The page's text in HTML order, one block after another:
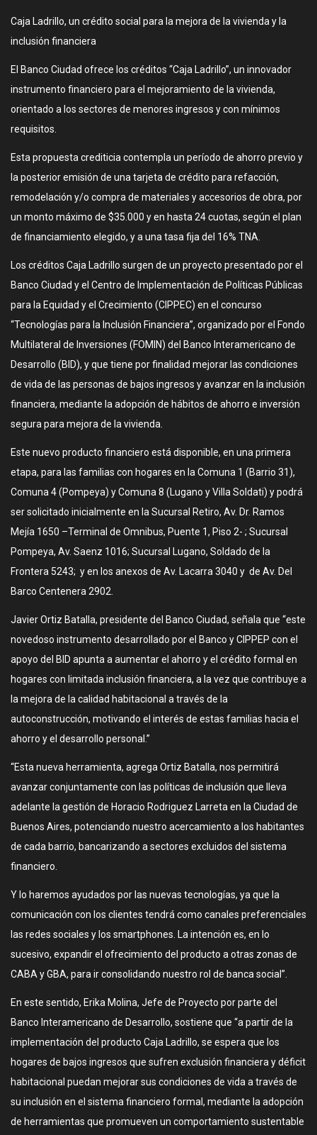
Caja Ladrillo, un crédito social para la mejora de la vivienda y la
inclusión financiera
El Banco Ciudad ofrece los créditos “Caja Ladrillo”, un innovador
instrumento financiero para el mejoramiento de la vivienda,
orientado a los sectores de menores ingresos y con mínimos
requisitos.
Esta propuesta crediticia contempla un período de ahorro previo y
la posterior emisión de una tarjeta de crédito para refacción,
remodelación y/o compra de materiales y accesorios de obra, por
un monto máximo de $35.000 y en hasta 24 cuotas, según el plan
de financiamiento elegido, y a una tasa fija del 16% TNA.
Los créditos Caja Ladrillo surgen de un proyecto presentado por el
Banco Ciudad y el Centro de Implementación de Políticas Públicas
para la Equidad y el Crecimiento (CIPPEC) en el concurso
“Tecnologías para la Inclusión Financiera”, organizado por el Fondo
Multilateral de Inversiones (FOMIN) del Banco Interamericano de
Desarrollo (BID), y que tiene por finalidad mejorar las condiciones
de vida de las personas de bajos ingresos y avanzar en la inclusión
financiera, mediante la adopción de hábitos de ahorro e inversión
segura para mejora de la vivienda.
Este nuevo producto financiero está disponible, en una primera
etapa, para las familias con hogares en la Comuna 1 (Barrio 31),
Comuna 4 (Pompeya) y Comuna 8 (Lugano y Villa Soldati) y podrá
ser solicitado inicialmente en la Sucursal Retiro, Av. Dr. Ramos
Mejía 1650 –Terminal de Omnibus, Puente 1, Piso 2- ; Sucursal
Pompeya, Av. Saenz 1016; Sucursal Lugano, Soldado de la
Frontera 5243; y en los anexos de Av. Lacarra 3040 y de Av. Del
Barco Centenera 2902.
Javier Ortiz Batalla, presidente del Banco Ciudad, señala que “este
novedoso instrumento desarrollado por el Banco y CIPPEP con el
apoyo del BID apunta a aumentar el ahorro y el crédito formal en
hogares con limitada inclusión financiera, a la vez que contribuye a
la mejora de la calidad habitacional a través de la
autoconstrucción, motivando el interés de estas familias hacia el
ahorro y el desarrollo personal.”
“Esta nueva herramienta, agrega Ortiz Batalla, nos permitirá
avanzar conjuntamente con las políticas de inclusión que lleva
adelante la gestión de Horacio Rodriguez Larreta en la Ciudad de
Buenos Aires, potenciando nuestro acercamiento a los habitantes
de cada barrio, bancarizando a sectores excluidos del sistema
financiero.
Y lo haremos ayudados por las nuevas tecnologías, ya que la
comunicación con los clientes tendrá como canales preferenciales
las redes sociales y los smartphones. La intención es, en lo
sucesivo, expandir el ofrecimiento del producto a otras zonas de
CABA y GBA, para ir consolidando nuestro rol de banca social”.
En este sentido, Erika Molina, Jefe de Proyecto por parte del
Banco Interamericano de Desarrollo, sostiene que “a partir de la
implementación del producto Caja Ladrillo, se espera que los
hogares de bajos ingresos que sufren exclusión financiera y déficit
habitacional puedan mejorar sus condiciones de vida a través de
su inclusión en el sistema financiero formal, mediante la adopción
de herramientas que promueven un comportamiento sustentable